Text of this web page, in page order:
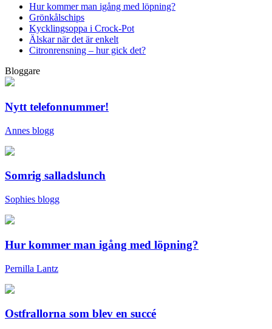
Hur kommer man igång med löpning?
Grönkålschips
Kycklingsoppa i Crock-Pot
Älskar när det är enkelt
Citronrensning – hur gick det?
Bloggare
Nytt telefonnummer!
Annes blogg
Somrig salladslunch
Sophies blogg
Hur kommer man igång med löpning?
Pernilla Lantz
Ostfrallorna som blev en succé